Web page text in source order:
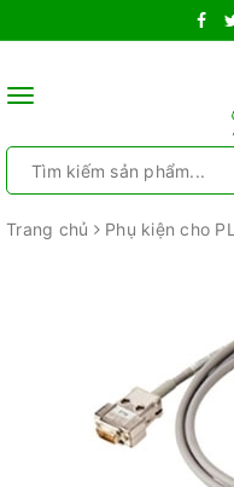
Toggle
Trang chủ Phụ kiện cho